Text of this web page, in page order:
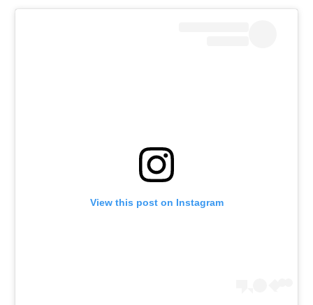
הצטרפות לחבילת הערוצים
View this post on Instagram